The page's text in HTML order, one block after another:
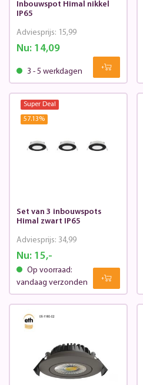
Inbouwspot Himal nikkel
IP65
Nu:14,09
Adviesprijs: 15,99
3 - 5 werkdagen
Super Deal
57.13%
Set van 3 inbouwspots
Himal zwart IP65
Nu:15,-
Adviesprijs: 34,99
Op voorraad:
vandaag verzonden